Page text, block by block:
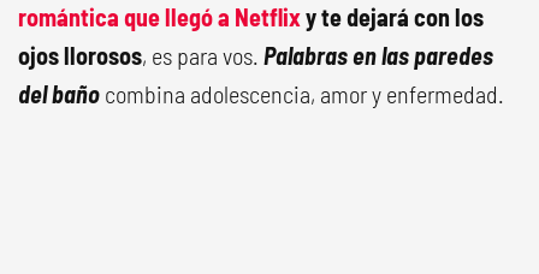
romántica que llegó a Netflixy te dejará con los
ojos llorosos, es para vos. Palabras en las paredes
del baño combina adolescencia, amor y enfermedad.